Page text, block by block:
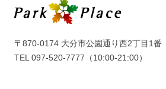
〒870-0174 大分市公園通り西2丁目1番
TEL 097-520-7777 （10:00-21:00）